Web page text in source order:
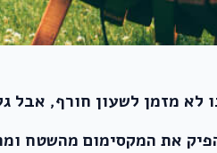
לא מזמן לשעון חורף,
את המקסימום מהשטח